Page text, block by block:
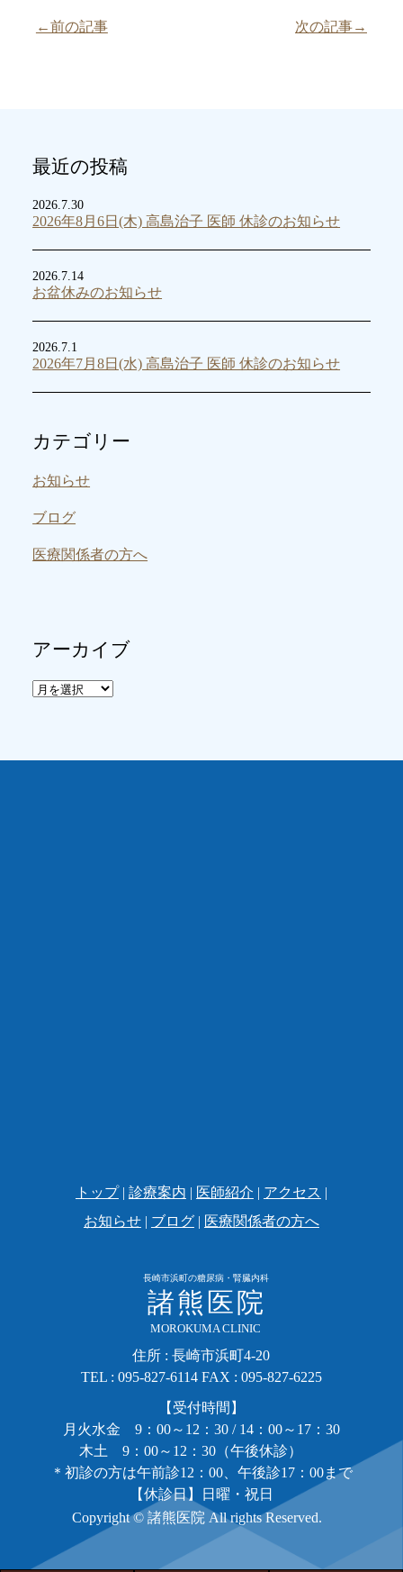
←前の記事 次の記事→
最近の投稿
2026年8月6日(木) 高島治子 医師 休診のお知らせ
2026.7.30
お盆休みのお知らせ
2026.7.14
2026年7月8日(水) 高島治子 医師 休診のお知らせ
2026.7.1
カテゴリー
お知らせ
ブログ
医療関係者の方へ
アーカイブ
トップ| 診療案内 | 医師紹介 | アクセス |
お知らせ| ブログ| 医療関係者の方へ
長崎市浜町の糖尿病・腎臓内科
諸熊医院
MOROKUMA CLINIC
住所 : 長崎市浜町4-20
TEL : 095-827-6114 FAX : 095-827-6225
【受付時間】
月火水金
9：00～12：30 / 14：00～17：30
木土
9：00～12：30（午後休診）
＊初診の方は午前診12：00、午後診17：00まで
【休診日】日曜・祝日
Copyright © 諸熊医院 All rights Reserved.